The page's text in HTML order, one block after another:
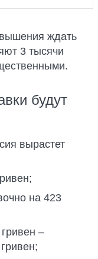
ждать
3 тысячи
будут
вырастет
на 423
–